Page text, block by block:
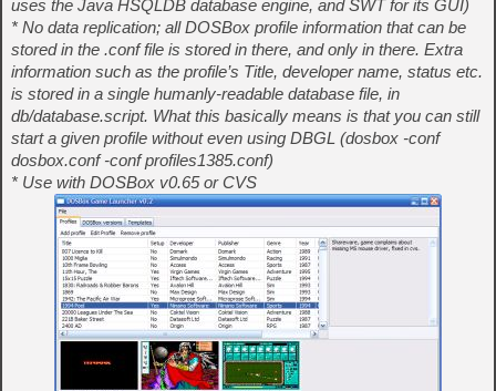
uses the Java HSQLDB database engine, and SWT for its GUI)
* No data replication; all DOSBox profile information that can be
stored in the .conf file is stored in there, and only in there. Extra
information such as the profile’s Title, developer name, status etc.
is stored in a single humanly-readable database file, in
db/database.script. What this basically means is that you can still
start a given profile without even using DBGL (dosbox -conf
dosbox.conf -conf profiles1385.conf)
* Use with DOSBox v0.65 or CVS